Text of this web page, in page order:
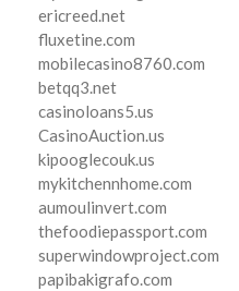
ericreed.net
fluxetine.com
mobilecasino8760.com
betqq3.net
casinoloans5.us
CasinoAuction.us
kipooglecouk.us
mykitchennhome.com
aumoulinvert.com
thefoodiepassport.com
superwindowproject.com
papibakigrafo.com